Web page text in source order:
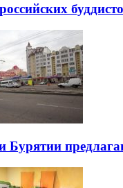
Бурятии